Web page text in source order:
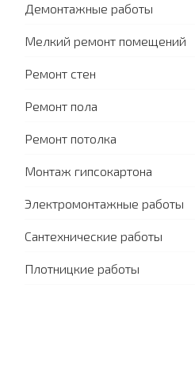
Демонтажные работы
Мелкий ремонт помещений
Ремонт стен
Ремонт пола
Ремонт потолка
Монтаж гипсокартона
Электромонтажные работы
Сантехнические работы
Плотницкие работы